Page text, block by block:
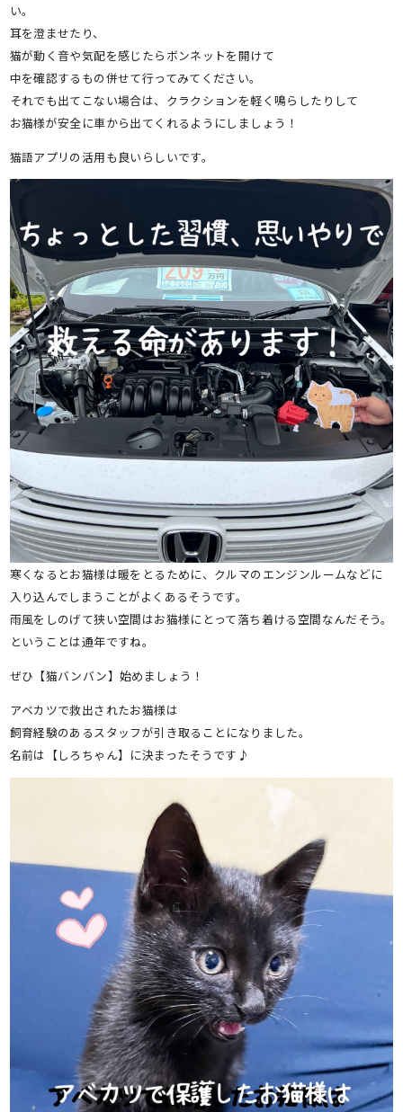
い。
耳を澄ませたり、
猫が動く音や気配を感じたらボンネットを開けて
中を確認するもの併せて行ってみてください。
それでも出てこない場合は、クラクションを軽く鳴らしたりして
お猫様が安全に車から出てくれるようにしましょう！
猫語アプリの活用も良いらしいです。
寒くなるとお猫様は暖をとるために、クルマのエンジンルームなどに
入り込んでしまうことがよくあるそうです。
雨風をしのげて狭い空間はお猫様にとって落ち着ける空間なんだそう。
ということは通年ですね。
ぜひ【猫バンバン】始めましょう！
アベカツで救出されたお猫様は
飼育経験のあるスタッフが引き取ることになりました。
名前は【しろちゃん】に決まったそうです♪